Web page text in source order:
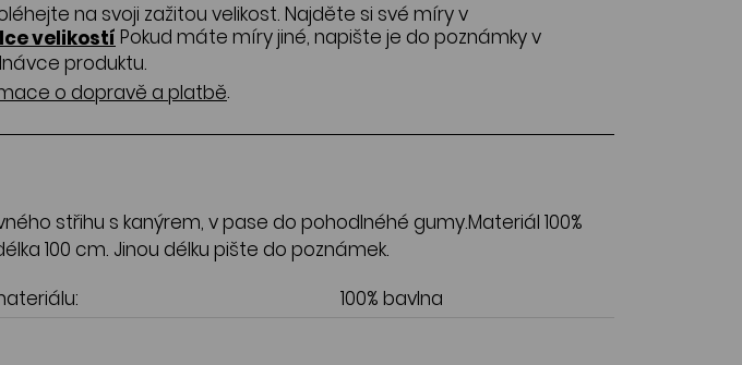
na svoji zažitou velikost. Najděte si své míry v
velikostí Pokud máte míry jiné, napište je do poznámky v
produktu.
o dopravě a platbě.
střihu s kanýrem, v pase do pohodlnéhé gumy.Materiál 100%
100 cm. Jinou délku pište do poznámek.
100% bavlna